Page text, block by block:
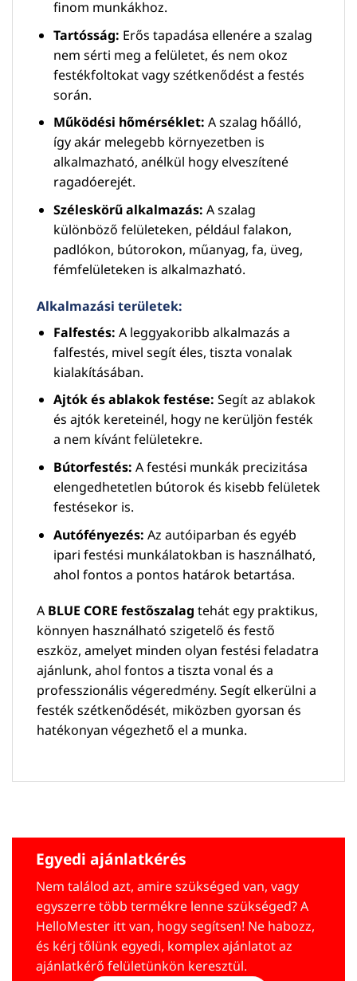
finom munkákhoz.
Tartósság: Erős tapadása ellenére a szalag
nem sérti meg a felületet, és nem okoz
festékfoltokat vagy szétkenődést a festés
során.
Működési hőmérséklet: A szalag hőálló,
így akár melegebb környezetben is
alkalmazható, anélkül hogy elveszítené
ragadóerejét.
Széleskörű alkalmazás: A szalag
különböző felületeken, például falakon,
padlókon, bútorokon, műanyag, fa, üveg,
fémfelületeken is alkalmazható.
Alkalmazási területek:
Falfestés: A leggyakoribb alkalmazás a
falfestés, mivel segít éles, tiszta vonalak
kialakításában.
Ajtók és ablakok festése: Segít az ablakok
és ajtók kereteinél, hogy ne kerüljön festék
a nem kívánt felületekre.
Bútorfestés: A festési munkák precizitása
elengedhetetlen bútorok és kisebb felületek
festésekor is.
Autófényezés: Az autóiparban és egyéb
ipari festési munkálatokban is használható,
ahol fontos a pontos határok betartása.
A BLUE CORE festőszalag tehát egy praktikus,
könnyen használható szigetelő és festő
eszköz, amelyet minden olyan festési feladatra
ajánlunk, ahol fontos a tiszta vonal és a
professzionális végeredmény. Segít elkerülni a
festék szétkenődését, miközben gyorsan és
hatékonyan végezhető el a munka.
Egyedi ajánlatkérés
Nem találod azt, amire szükséged van, vagy
egyszerre több termékre lenne szükséged? A
HelloMester itt van, hogy segítsen! Ne habozz,
és kérj tőlünk egyedi, komplex ajánlatot az
ajánlatkérő felületünkön keresztül.